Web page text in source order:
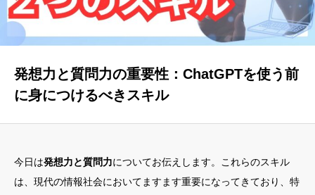
発想力と質問力の重要性：ChatGPTを使う前
に身につけるべきスキル
今日は発想力と質問力についてお伝えします。これらのスキル
は、現代の情報社会においてますます重要になってきており、特
お問い合わせ
代表挨拶
ブログ